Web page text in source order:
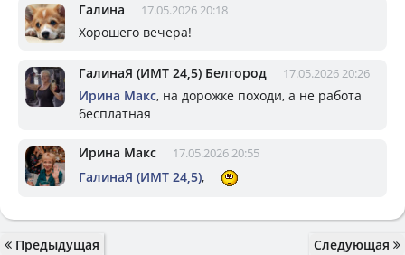
Галина 17.05.2026 20:18
Хорошего вечера!
ГалинаЯ (ИМТ 24,5) Белгород 17.05.2026 20:26
Ирина Макс, на дорожке походи, а не работа
бесплатная
Ирина Макс 17.05.2026 20:55
ГалинаЯ (ИМТ 24,5),
Предыдущая Следующая